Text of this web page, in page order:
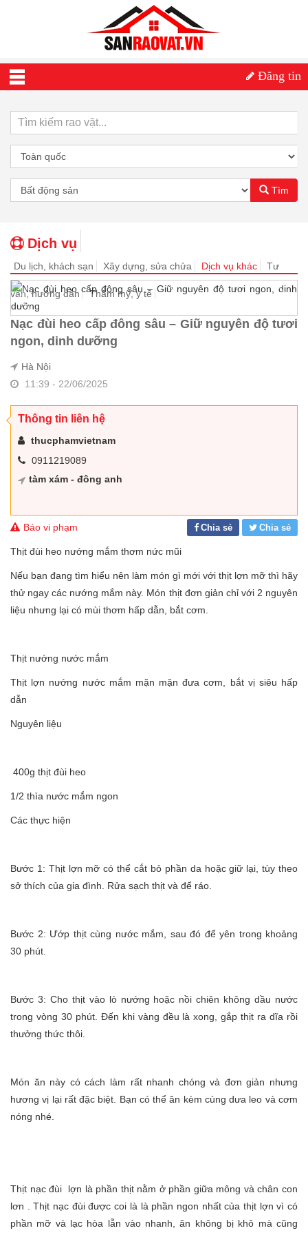
Đăng tin
Tìm
Dịch vụ
Du lịch, khách sạn Xây dựng, sửa chửa Dịch vụ khác Tư
vấn, hướng dẫn Thẩm mỹ, y tế
Nạc đùi heo cấp đông sâu – Giữ nguyên độ tươi
ngon, dinh dưỡng
Hà Nội
11:39 - 22/06/2025
Thông tin liên hệ
thucphamvietnam
0911219089
tàm xám - đông anh
Báo vi phạm Chia sẻ Chia sẻ
Thịt đùi heo nướng mắm thơm nức mũi
Nếu bạn đang tìm hiểu nên làm món gì mới với thịt lợn mỡ thì hãy
thử ngay các nướng mắm này. Món thịt đơn giản chỉ với 2 nguyên
liệu nhưng lại có mùi thơm hấp dẫn, bắt cơm.
Thịt nướng nước mắm
Thịt lợn nướng nước mắm mặn mặn đưa cơm, bắt vị siêu hấp
dẫn
Nguyên liệu
400g thịt đùi heo
1/2 thìa nước mắm ngon
Các thực hiện
Bước 1: Thịt lợn mỡ có thể cắt bỏ phần da hoặc giữ lại, tùy theo
sở thích của gia đình. Rửa sạch thịt và để ráo.
Bước 2: Ướp thịt cùng nước mắm, sau đó để yên trong khoảng
30 phút.
Bước 3: Cho thịt vào lò nướng hoặc nồi chiên không dầu nước
trong vòng 30 phút. Đến khi vàng đều là xong, gắp thịt ra dĩa rồi
thưởng thức thôi.
Món ăn này có cách làm rất nhanh chóng và đơn giản nhưng
hương vị lại rất đặc biệt. Bạn có thể ăn kèm cùng dưa leo và cơm
nóng nhé.
Thịt nạc đùi lợn là phần thịt nằm ở phần giữa mông và chân con
lơn . Thịt nạc đùi được coi là là phần ngon nhất của thịt lợn vì có
phần mỡ và lạc hòa lẫn vào nhanh, ăn không bị khô mà cũng